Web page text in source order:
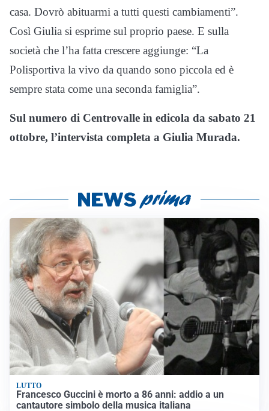
casa. Dovrò abituarmi a tutti questi cambiamenti”.
Così Giulia si esprime sul proprio paese. E sulla
società che l’ha fatta crescere aggiunge: “La
Polisportiva la vivo da quando sono piccola ed è
sempre stata come una seconda famiglia”.
Sul numero di Centrovalle in edicola da sabato 21
ottobre, l’intervista completa a Giulia Murada.
LUTTO
Francesco Guccini è morto a 86 anni: addio a un
cantautore simbolo della musica italiana